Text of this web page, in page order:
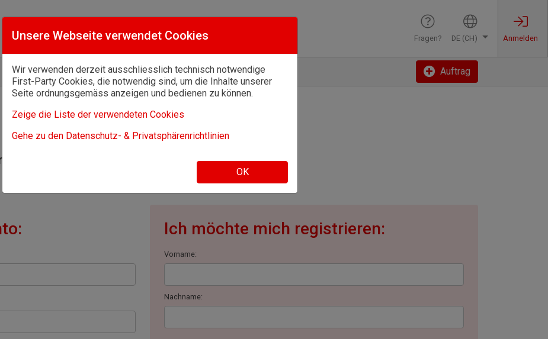
Fragen? DE (CH) Anmelden
Auftrag
Sie sich.
Ich möchte mich registrieren:
Vorname:
Nachname:
Unsere Webseite verwendet Cookies
Wir verwenden derzeit ausschliesslich technisch notwendige
First-Party Cookies, die notwendig sind, um die Inhalte unserer
Seite ordnungsgemäss anzeigen und bedienen zu können.
Zeige die Liste der verwendeten Cookies
Gehe zu den Datenschutz- & Privatsphärenrichtlinien
OK